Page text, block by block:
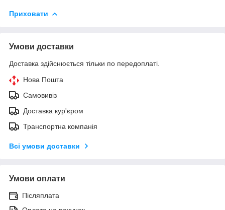
Приховати
Умови доставки
Доставка здійснюється тільки по передоплаті.
Нова Пошта
Самовивіз
Доставка кур'єром
Транспортна компанія
Всі умови доставки
Умови оплати
Післяплата